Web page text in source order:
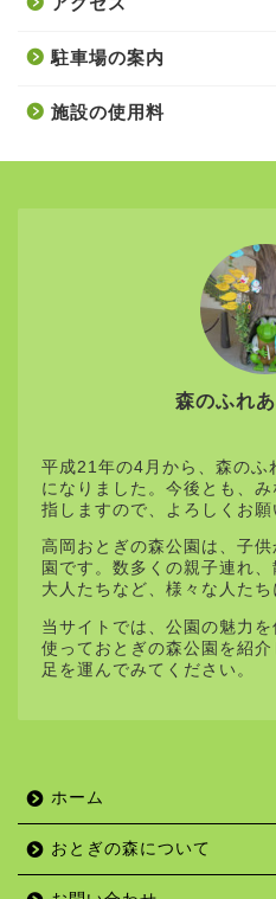
駐車場の案内
施設の使用料
森のふれ
平成21年の4月から、森のふ
になりました。今後とも、
指しますので、よろしくお願
高岡おとぎの森公園は、子
園です。数多くの親子連れ
大人たちなど、様々な人たち
当サイトでは、公園の魅力
使っておとぎの森公園を紹
足を運んでみてください。
ホーム
おとぎの森について